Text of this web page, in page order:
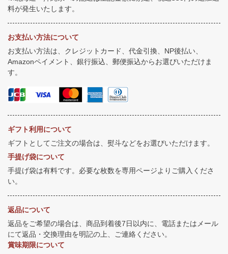
料が発生いたします。
お支払い方法について
お支払い方法は、クレジットカード、代金引換、NP後払い、
Amazonペイメント、銀行振込、郵便振込からお選びいただけま
す。
ギフト利用について
ギフトとしてご注文の場合は、熨斗などをお選びいただけます。
手提げ袋について
手提げ袋は有料です。必要な枚数を専用ページよりご購入くださ
い。
返品について
返品をご希望の場合は、商品到着後7日以内に、電話またはメール
にて返品・交換理由を明記の上、ご連絡ください。
賞味期限について